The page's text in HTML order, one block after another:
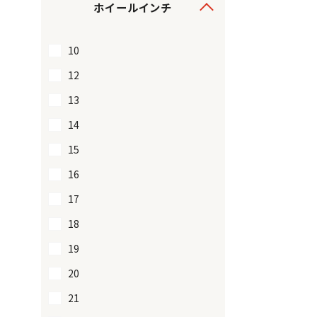
ホイールインチ
10
12
13
14
15
16
17
18
19
20
21